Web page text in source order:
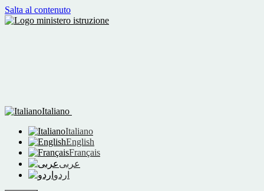
Salta al contenuto
Italiano
Italiano
English
Français
عربى
اردو